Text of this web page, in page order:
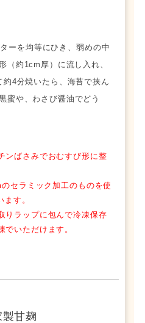
ーを均等にひき、弱めの中
（約1cm厚）に流し入れ、
4分焼いたら、海苔で挟ん
蜜や、わさび醤油でどう
ンばさみでおむすび形に整
セラミック加工のものを使
す。
りラップに包んで冷凍保存
でいただけます。
製甘麹